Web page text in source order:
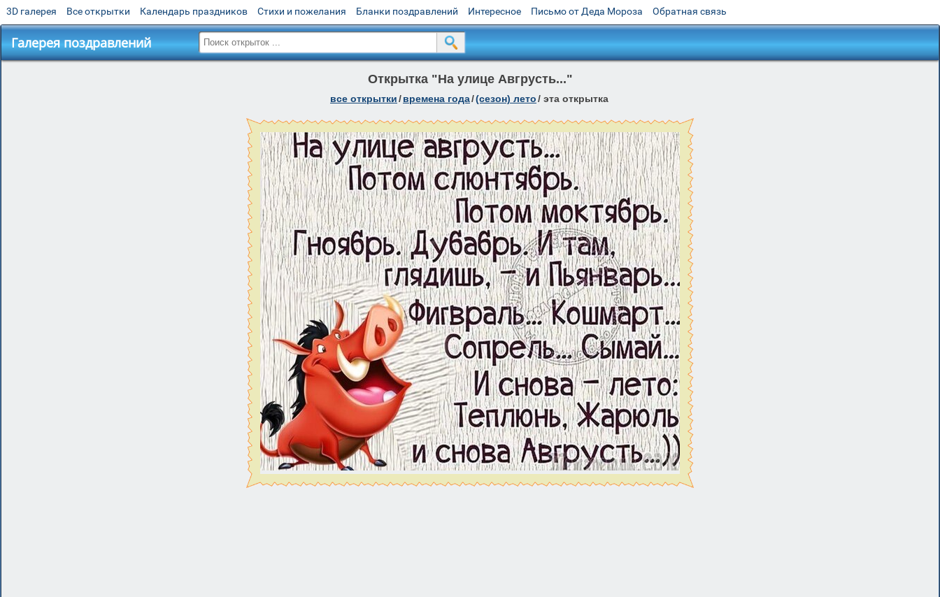
3D галерея Все открытки Календарь праздников Стихи и пожелания Бланки поздравлений Интересное Письмо от Деда Мороза Обратная связь
Галерея поздравлений
Открытка "На улице Авгрусть..."
все открытки/времена года/(сезон) лето/ эта открытка